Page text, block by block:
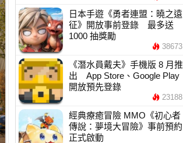
日本手遊《勇者連盟：曉之遠
征》開放事前登錄 最多送
1000 抽獎勵
38673
《潛水員戴夫》手機版 8 月推
出 App Store、Google Play
開放預先登錄
23188
經典療癒冒險 MMO《初心者
傳說：夢境大冒險》事前預約
正式啟動